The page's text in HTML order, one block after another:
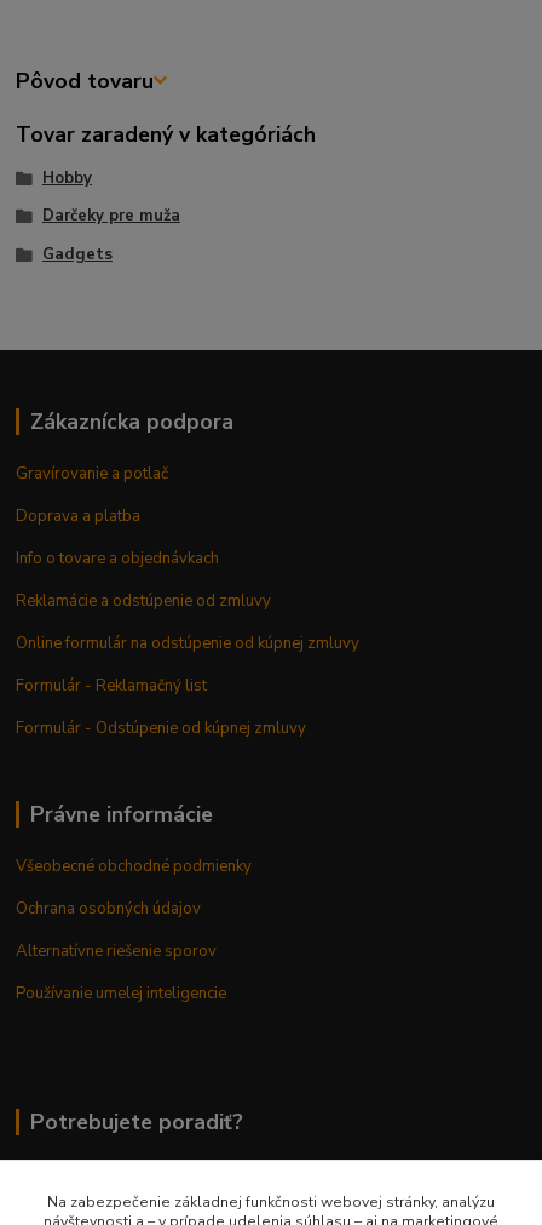
Pôvod tovaru
Tovar zaradený v kategóriách
Hobby
Darčeky pre muža
Gadgets
Zákaznícka podpora
Gravírovanie a potlač
Doprava a platba
Info o tovare a objednávkach
Reklamácie a odstúpenie od zmluvy
Online formulár na odstúpenie od kúpnej zmluvy
Formulár - Reklamačný list
Formulár - Odstúpenie od kúpnej zmluvy
Právne informácie
Všeobecné obchodné podmienky
Ochrana osobných údajov
Alternatívne riešenie sporov
Používanie umelej inteligencie
Potrebujete poradiť?
0948 236 042
Na zabezpečenie základnej funkčnosti webovej stránky, analýzu